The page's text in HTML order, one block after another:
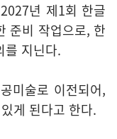
년 제1회 한글
준비 작업으로, 한
를 지닌다.
미술로 이전되어,
게 된다고 한다.